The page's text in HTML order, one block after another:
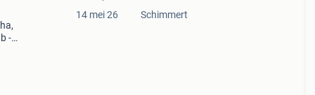
-
14 mei 26 Schimmert